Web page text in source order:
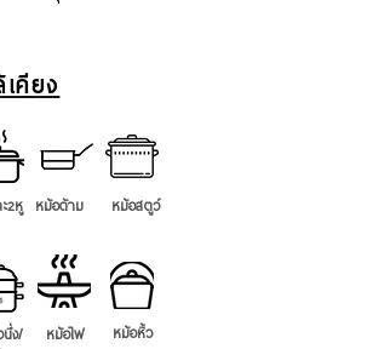
คียง
2หู หม้อด้าม หม้อสตูว์
ง/
หม้อไฟ หม้อหิ้ว